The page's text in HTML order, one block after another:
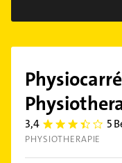
3,4 3.4 5
PHYSIOTHERAPIE